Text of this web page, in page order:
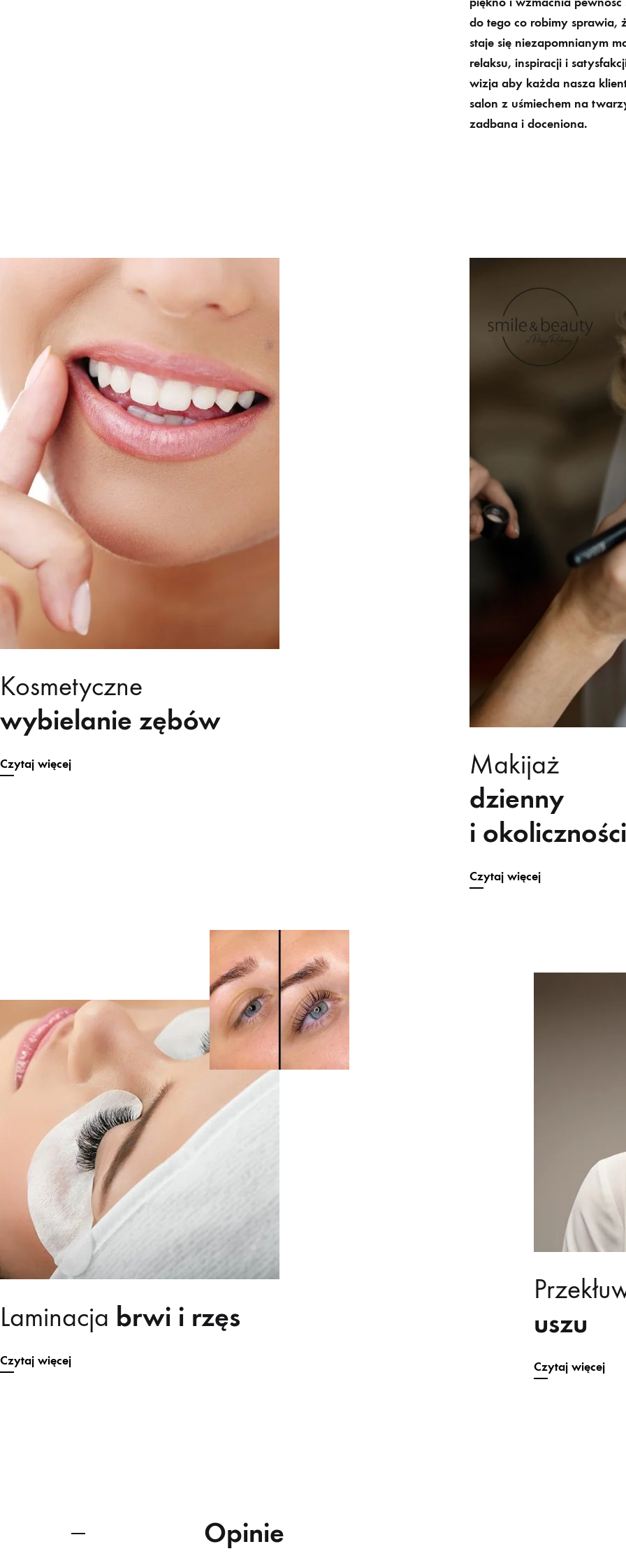
do tego co robimy sprawia,
staje się niezapomnianym
relaksu, inspiracji i
wizja aby każda nasza
salon z uśmiechem na
zadbana i doceniona.
Kosmetyczne
wybielanie zębów
Czytaj więcej
Laminacja brwi i rzęs
Czytaj więcej
Makijaż
dzienny
i
Czytaj więcej
uszu
Czytaj więcej
Opinie